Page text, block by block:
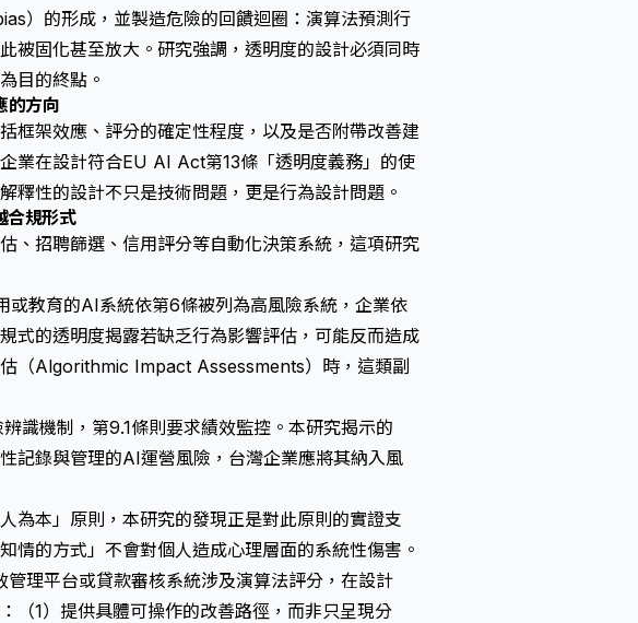
）的形成，並製造危險的回饋迴圈：演算法預測行
被固化甚至放大。研究強調，透明度的設計必須同時
目的終點。
的方向
架效應、評分的確定性程度，以及是否附帶改善建
業在設計符合EU AI Act第13條「透明度義務」的使
釋性的設計不只是技術問題，更是行為設計問題。
合規形式
、招聘篩選、信用評分等自動化決策系統，這項研究
或教育的AI系統依第6條被列為高風險系統，企業依
式的透明度揭露若缺乏行為影響評估，可能反而造成
（Algorithmic Impact Assessments） 時，這類副
識機制，第9.1條則要求績效監控。本研究揭示的
記錄與管理的AI運營風險，台灣企業應將其納入風
為本」原則，本研究的發現正是對此原則的實證支
情的方式」不會對個人造成心理層面的系統性傷害。
理平台或貸款審核系統涉及演算法評分，在設計
（1）提供具體可操作的改善路徑，而非只呈現分